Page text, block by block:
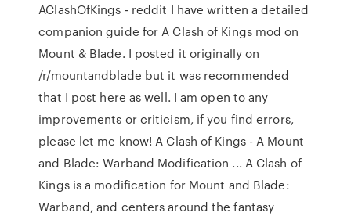
AClashOfKings - reddit I have written a detailed
companion guide for A Clash of Kings mod on
Mount & Blade. I posted it originally on
/r/mountandblade but it was recommended
that I post here as well. I am open to any
improvements or criticism, if you find errors,
please let me know! A Clash of Kings - A Mount
and Blade: Warband Modification ... A Clash of
Kings is a modification for Mount and Blade:
Warband, and centers around the fantasy